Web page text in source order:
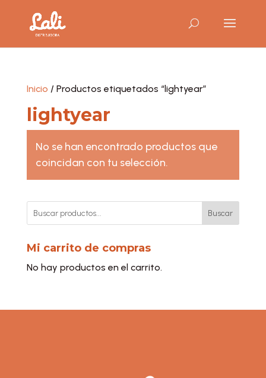
Inicio / Productos etiquetados “lightyear”
lightyear
No se han encontrado productos que
coincidan con tu selección.
Buscar
Mi carrito de compras
No hay productos en el carrito.